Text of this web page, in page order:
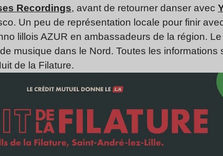
Recordings, avant de retourner danser avec
Un peu de représentation locale pour finir
lillois AZUR en ambassadeurs de la région.
musique dans le Nord. Toutes les informations
de la Filature.